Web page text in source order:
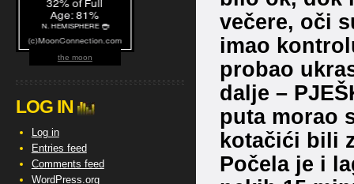
večere, oči
imao
probao
dalje –
puta morao
kotačići bili
Počela je i
the moon
LOG IN
Log in
Entries feed
Comments feed
WordPress.org